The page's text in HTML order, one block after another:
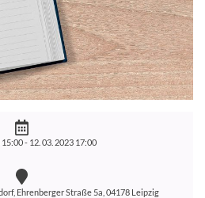
15:00 - 12. 03. 2023 17:00
Ehrenberger Straße 5a, 04178 Leipzig